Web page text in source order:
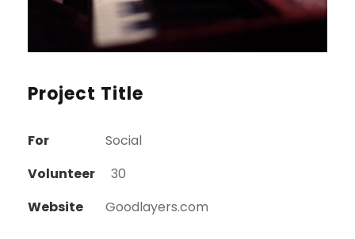
Project Title
For
Social
Volunteer
30
Website
Goodlayers.com